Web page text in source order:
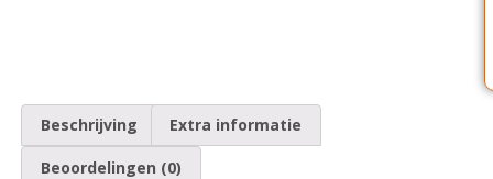
Beschrijving Extra informatie
Beoordelingen (0)